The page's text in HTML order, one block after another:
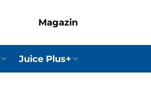
Magazin
Juice Plus+